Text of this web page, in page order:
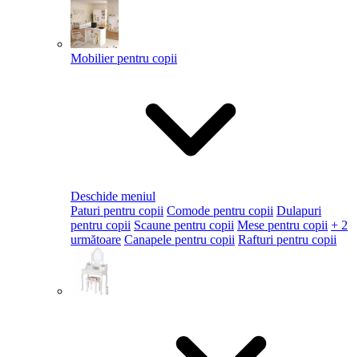
Mobilier pentru copii
Deschide meniul
Paturi pentru copii Comode pentru copii Dulapuri
pentru copii Scaune pentru copii Mese pentru copii + 2
următoare Canapele pentru copii Rafturi pentru copii